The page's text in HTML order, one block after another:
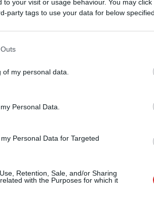
your visit or usage behaviour. You may
party tags to use your data for below
my personal data.
Personal Data.
Personal Data for Targeted
Retention, Sale, and/or Sharing
with the Purposes for which it
Nekik reménykedésre adhat okot,
vált
(X)